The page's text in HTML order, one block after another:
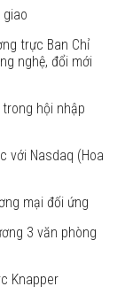
giao
trực Ban Chỉ
nghệ, đổi mới
hội nhập
với Nasdaq (Hoa
mại đối ứng
3 văn phòng
Knapper